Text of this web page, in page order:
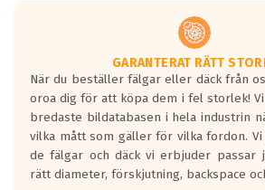
Vid körning i över 50km/h brukar
rullmotståndets ljud överträffa
motorljudet.
På däckmärkningen kommer det finnas
en symbol av ett däck med vågar. Hög
bullernivå markeras med svarta vågor
medans de vita vågorna påvisar om det
ett tyst däck.
GARANTERAT RÄTT
När du beställer fälgar eller däck från
oroa dig för att köpa dem i fel storlek!
bredaste bildatabasen i hela industrin
vilka mått som gäller för vilka fordon.
de fälgar och däck vi erbjuder
rätt diameter, förskjutning, backspace